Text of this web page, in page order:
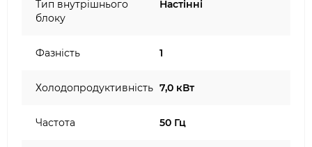
Тип внутрішнього
блоку
Настінні
Фазність 1
Холодопродуктивність 7,0 кВт
Частота 50 Гц